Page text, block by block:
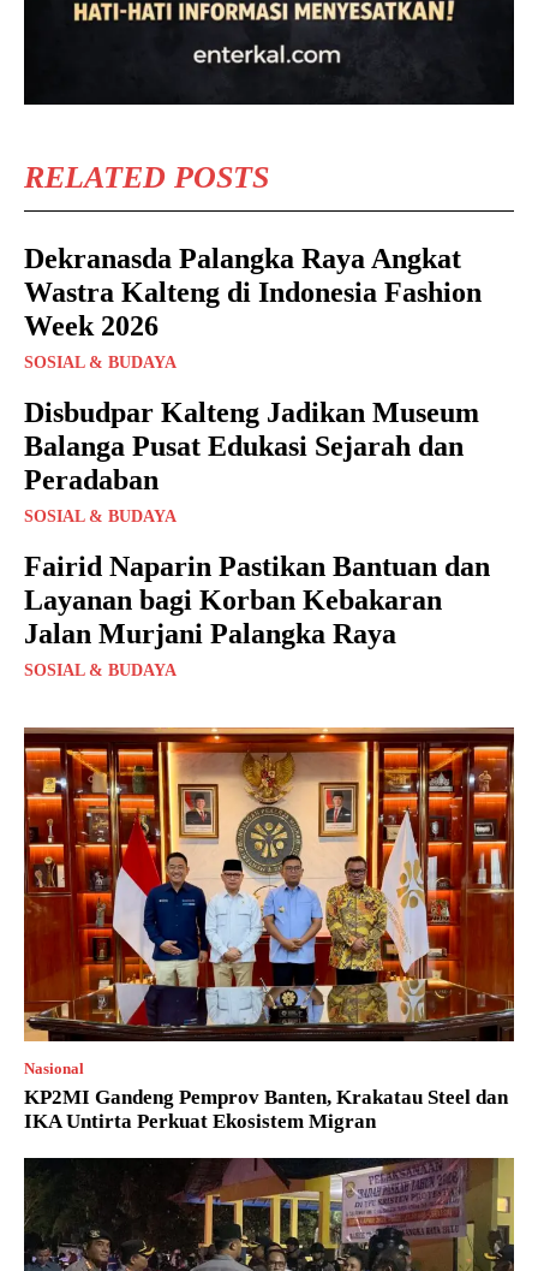
RELATED POSTS
Dekranasda Palangka Raya Angkat
Wastra Kalteng di Indonesia Fashion
Week 2026
SOSIAL & BUDAYA
Disbudpar Kalteng Jadikan Museum
Balanga Pusat Edukasi Sejarah dan
Peradaban
SOSIAL & BUDAYA
Fairid Naparin Pastikan Bantuan dan
Layanan bagi Korban Kebakaran
Jalan Murjani Palangka Raya
SOSIAL & BUDAYA
Nasional
KP2MI Gandeng Pemprov Banten, Krakatau Steel dan
IKA Untirta Perkuat Ekosistem Migran